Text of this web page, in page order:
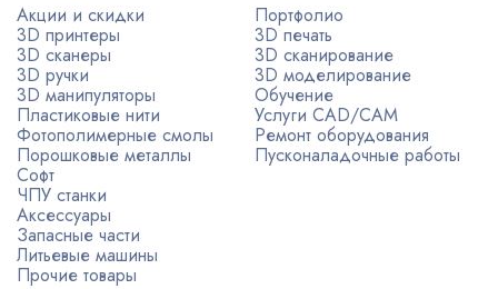
Акции и скидки
3D принтеры
3D сканеры
3D ручки
3D манипуляторы
Пластиковые нити
Фотополимерные смолы
Порошковые металлы
Софт
ЧПУ станки
Аксессуары
Запасные части
Литьевые машины
Прочие товары
Портфолио
3D печать
3D сканирование
3D моделирование
Обучение
Услуги CAD/CAM
Ремонт оборудования
Пусконаладочные работы